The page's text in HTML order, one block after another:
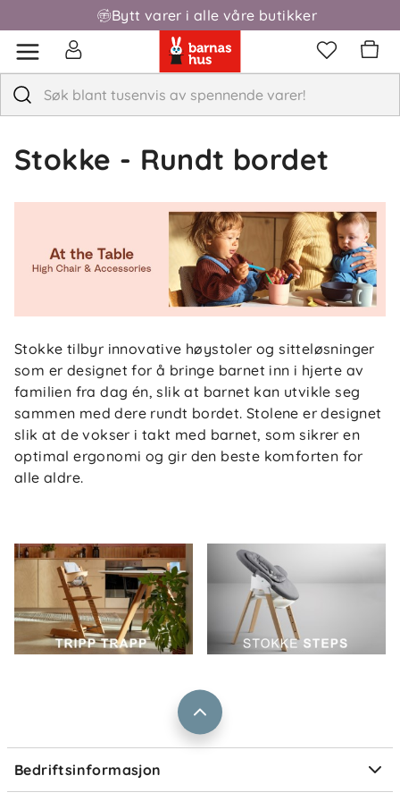
Bytt varer i alle våre butikker
Fri frakt over 1000,-
Stokke - Rundt bordet
Stokke tilbyr innovative høystoler og sitteløsninger
som er designet for å bringe barnet inn i hjerte av
familien fra dag én, slik at barnet kan utvikle seg
sammen med dere rundt bordet. Stolene er designet
slik at de vokser i takt med barnet, som sikrer en
optimal ergonomi og gir den beste komforten for
alle aldre.
Bedriftsinformasjon
Om oss
Våre butikker
Vårt samfunnsansvar
Jobbe i Barnas Hus
Størrelsesguider
Kontakt oss
Frakt og levering
Retur og reklamasjon
Salgsbetingelser
Ofte stilte spørsmål